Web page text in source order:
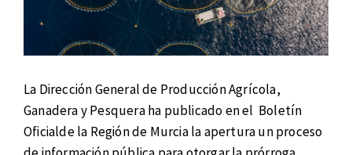
La Dirección General de Producción Agrícola,
Ganadera y Pesquera ha publicado en el Boletín
Oficialde la Región de Murcia la apertura un proceso